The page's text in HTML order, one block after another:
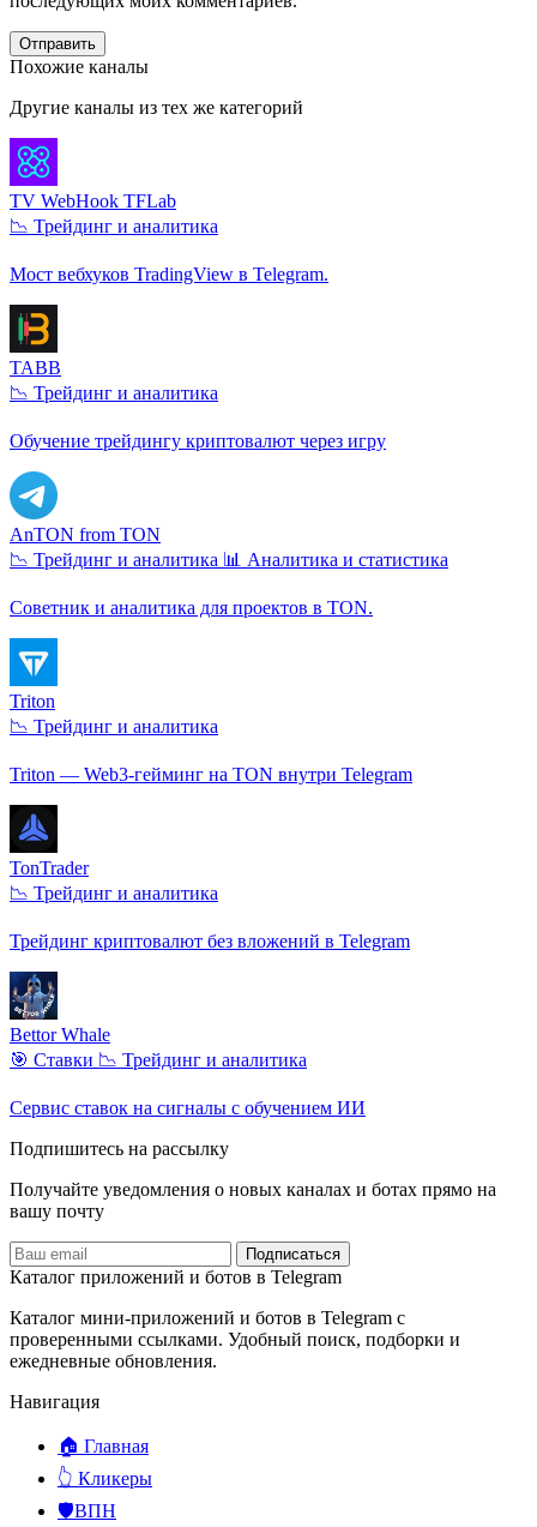
Отправить
Похожие каналы
Другие каналы из тех же категорий
TV WebHook TFLab
📉 Трейдинг и аналитика
Мост вебхуков TradingView в Telegram.
TABB
📉 Трейдинг и аналитика
Обучение трейдингу криптовалют через игру
AnTON from TON
📉 Трейдинг и аналитика 📊 Аналитика и статистика
Советник и аналитика для проектов в TON.
Triton
📉 Трейдинг и аналитика
Triton — Web3-гейминг на TON внутри Telegram
TonTrader
📉 Трейдинг и аналитика
Трейдинг криптовалют без вложений в Telegram
Bettor Whale
🎯 Ставки 📉 Трейдинг и аналитика
Сервис ставок на сигналы с обучением ИИ
Подпишитесь на рассылку
Получайте уведомления о новых каналах и ботаx прямо на
вашу почту
Подписаться
Каталог приложений и ботов в Telegram
Каталог мини-приложений и ботов в Telegram с
проверенными ссылками. Удобный поиск, подборки и
ежедневные обновления.
Навигация
🏠 Главная
👆 Кликеры
🛡️ВПН